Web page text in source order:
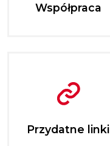
Współpraca
Przydatne linki